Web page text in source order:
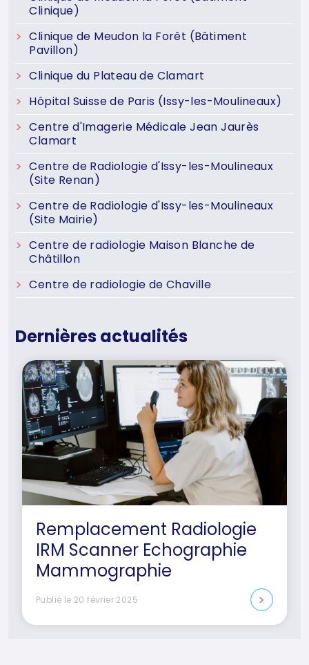
Clinique)
Clinique de Meudon la Forêt (Bâtiment
Pavillon)
Clinique du Plateau de Clamart
Hôpital Suisse de Paris (Issy-les-Moulineaux)
Centre d'Imagerie Médicale Jean Jaurès
Clamart
Centre de Radiologie d'Issy-les-Moulineaux
(Site Renan)
Centre de Radiologie d'Issy-les-Moulineaux
(Site Mairie)
Centre de radiologie Maison Blanche de
Châtillon
Centre de radiologie de Chaville
Dernières actualités
Remplacement Radiologie
IRM Scanner Echographie
Mammographie
Publié le 20 février 2025